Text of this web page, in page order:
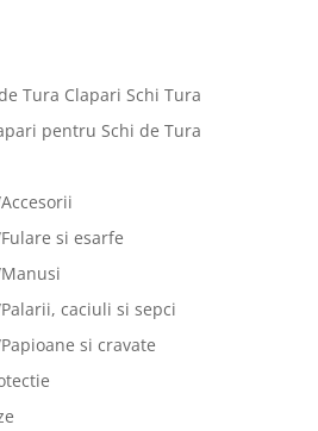
Tura Clapari Schi Tura
pentru Schi de Tura
Accesorii
Fulare si esarfe
Manusi
Palarii, caciuli si sepci
Papioane si cravate